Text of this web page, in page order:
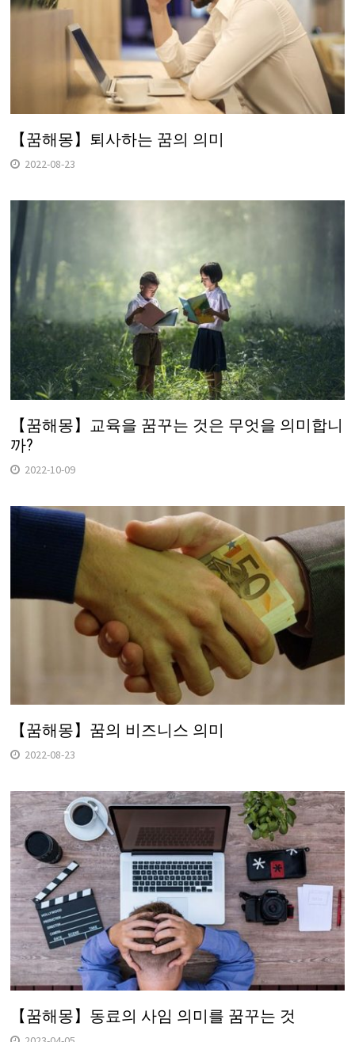
【꿈해몽】퇴사하는 꿈의 의미
2022-08-23
【꿈해몽】교육을 꿈꾸는 것은 무엇을 의미합니
까?
2022-10-09
【꿈해몽】꿈의 비즈니스 의미
2022-08-23
【꿈해몽】동료의 사임 의미를 꿈꾸는 것